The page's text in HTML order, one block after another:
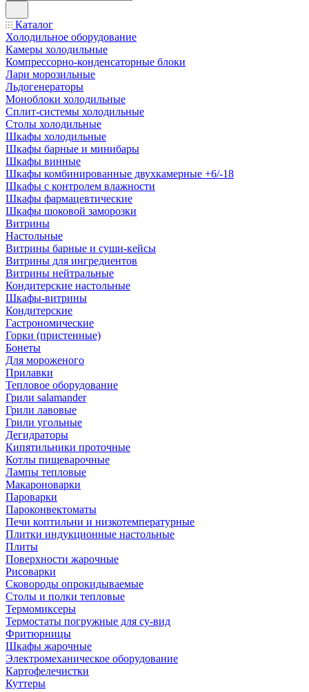
Каталог
Холодильное оборудование
Камеры холодильные
Компрессорно-конденсаторные блоки
Лари морозильные
Льдогенераторы
Моноблоки холодильные
Сплит-системы холодильные
Столы холодильные
Шкафы холодильные
Шкафы барные и минибары
Шкафы винные
Шкафы комбинированные двухкамерные +6/-18
Шкафы с контролем влажности
Шкафы фармацевтические
Шкафы шоковой заморозки
Витрины
Настольные
Витрины барные и суши-кейсы
Витрины для ингредиентов
Витрины нейтральные
Кондитерские настольные
Шкафы-витрины
Кондитерские
Гастрономические
Горки (пристенные)
Бонеты
Для мороженого
Прилавки
Тепловое оборудование
Грили salamander
Грили лавовые
Грили угольные
Дегидраторы
Кипятильники проточные
Котлы пищеварочные
Лампы тепловые
Макароноварки
Пароварки
Пароконвектоматы
Печи коптильни и низкотемпературные
Плитки индукционные настольные
Плиты
Поверхности жарочные
Рисоварки
Сковороды опрокидываемые
Столы и полки тепловые
Термомиксеры
Термостаты погружные для су-вид
Фритюрницы
Шкафы жарочные
Электромеханическое оборудование
Картофелечистки
Куттеры